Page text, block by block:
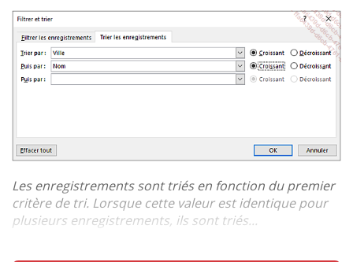
Les enregistrements sont triés en fonction du premier
critère de tri. Lorsque cette valeur est identique pour
plusieurs enregistrements, ils sont triés...